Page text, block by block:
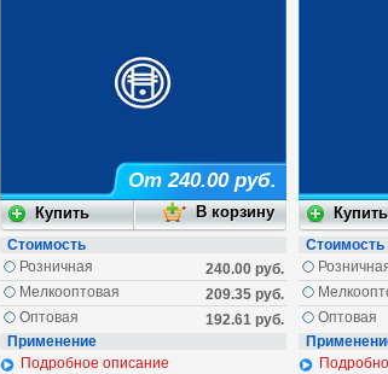
От 240.00 руб.
Стоимость
240.00 руб.
Розничная
209.35 руб.
Мелкооптовая
192.61 руб.
Оптовая
Применение
Подробное описание
Стоимость
Оптовая